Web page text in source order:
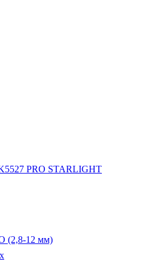
PRO STARLIGHT
(2,8-12 мм)